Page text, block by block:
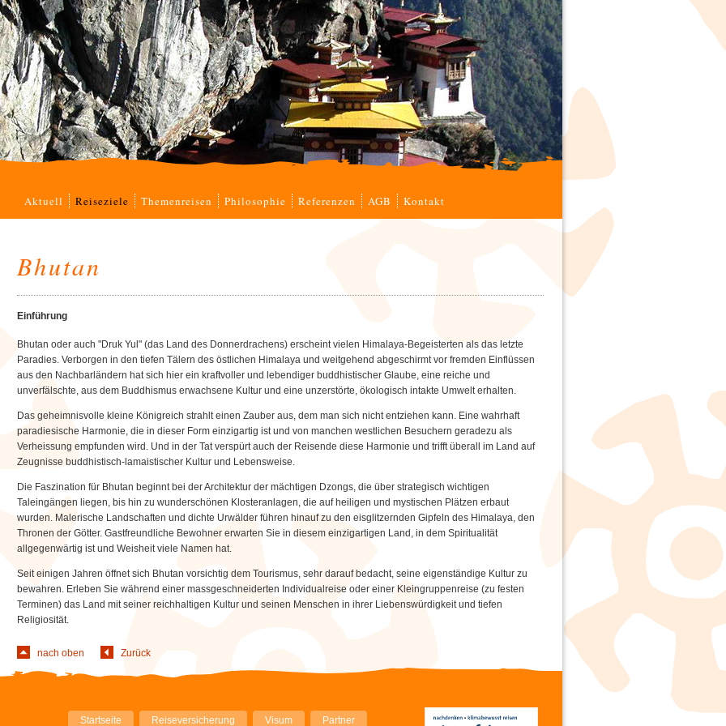
Navigation
Aktuell Reiseziele Themenreisen Philosophie Referenzen AGB Kontakt
Bhutan
Einführung
Bhutan oder auch "Druk Yul" (das Land des Donnerdrachens) erscheint vielen Himalaya-Begeisterten als das letzte
Paradies. Verborgen in den tiefen Tälern des östlichen Himalaya und weitgehend abgeschirmt vor fremden Einflüssen
aus den Nachbarländern hat sich hier ein kraftvoller und lebendiger buddhistischer Glaube, eine reiche und
unverfälschte, aus dem Buddhismus erwachsene Kultur und eine unzerstörte, ökologisch intakte Umwelt erhalten.
Das geheimnisvolle kleine Königreich strahlt einen Zauber aus, dem man sich nicht entziehen kann. Eine wahrhaft
paradiesische Harmonie, die in dieser Form einzigartig ist und von manchen westlichen Besuchern geradezu als
Verheissung empfunden wird. Und in der Tat verspürt auch der Reisende diese Harmonie und trifft überall im Land auf
Zeugnisse buddhistisch-lamaistischer Kultur und Lebensweise.
Die Faszination für Bhutan beginnt bei der Architektur der mächtigen Dzongs, die über strategisch wichtigen
Taleingängen liegen, bis hin zu wunderschönen Klosteranlagen, die auf heiligen und mystischen Plätzen erbaut
wurden. Malerische Landschaften und dichte Urwälder führen hinauf zu den eisglitzernden Gipfeln des Himalaya, den
Thronen der Götter. Gastfreundliche Bewohner erwarten Sie in diesem einzigartigen Land, in dem Spiritualität
allgegenwärtig ist und Weisheit viele Namen hat.
Seit einigen Jahren öffnet sich Bhutan vorsichtig dem Tourismus, sehr darauf bedacht, seine eigenständige Kultur zu
bewahren. Erleben Sie während einer massgeschneiderten Individualreise oder einer Kleingruppenreise (zu festen
Terminen) das Land mit seiner reichhaltigen Kultur und seinen Menschen in ihrer Liebenswürdigkeit und tiefen
Religiosität.
nach oben Zurück
Navigation
Startseite Reiseversicherung Visum Partner